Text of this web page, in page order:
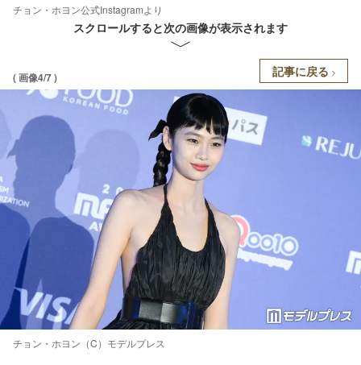
チョン・ホヨン公式Instagramより
スクロールすると次の画像が表示されます
( 画像4/7 ) 記事に戻る
チョン・ホヨン（C）モデルプレス